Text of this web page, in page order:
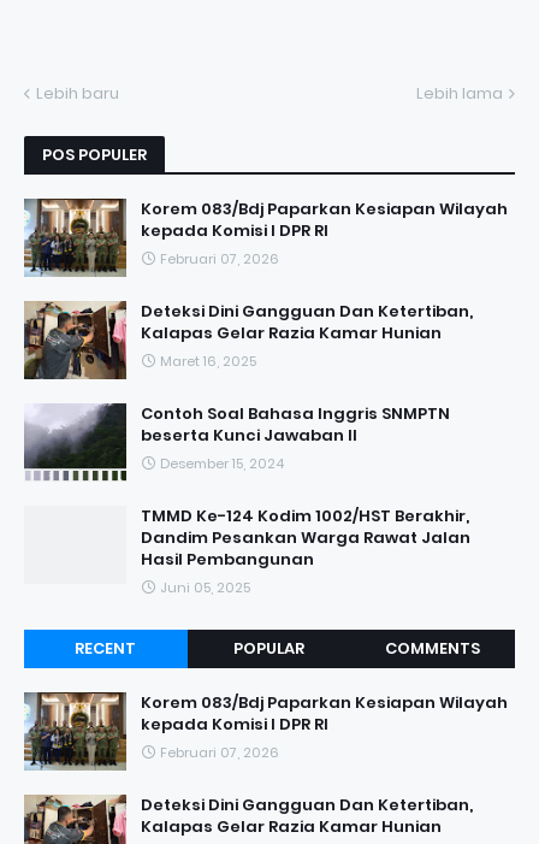
Lebih baru Lebih lama
POS POPULER
Korem 083/Bdj Paparkan Kesiapan Wilayah
kepada Komisi I DPR RI
Februari 07, 2026
Deteksi Dini Gangguan Dan Ketertiban,
Kalapas Gelar Razia Kamar Hunian
Maret 16, 2025
Contoh Soal Bahasa Inggris SNMPTN
beserta Kunci Jawaban II
Desember 15, 2024
TMMD Ke-124 Kodim 1002/HST Berakhir,
Dandim Pesankan Warga Rawat Jalan
Hasil Pembangunan
Juni 05, 2025
RECENT POPULAR COMMENTS
Korem 083/Bdj Paparkan Kesiapan Wilayah
kepada Komisi I DPR RI
Februari 07, 2026
Deteksi Dini Gangguan Dan Ketertiban,
Kalapas Gelar Razia Kamar Hunian